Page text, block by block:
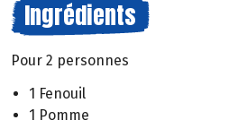
Ingrédients
Pour 2 personnes
1 Fenouil
1 Pomme